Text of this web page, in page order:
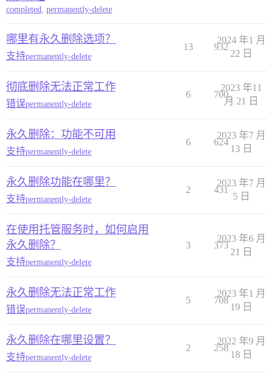
completed, permanently-delete
哪里有永久删除选项？
支持permanently-delete
13 932
2024 年1 月
22 日
彻底删除无法正常工作
错误permanently-delete
6 700
2023 年11
月 21 日
永久删除：功能不可用
支持permanently-delete
6 624
2023 年7 月
13 日
永久删除功能在哪里？
支持permanently-delete
2 431
2023 年7 月
5 日
在使用托管服务时，如何启用
永久删除？
支持permanently-delete
3 373
2023 年6 月
21 日
永久删除无法正常工作
错误permanently-delete
5 708
2023 年1 月
19 日
永久删除在哪里设置？
支持permanently-delete
2 258
2022 年9 月
18 日